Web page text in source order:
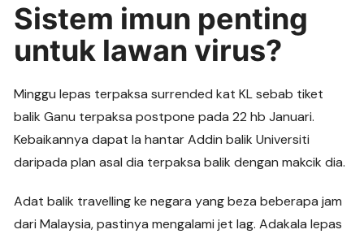
Sistem imun penting
untuk lawan virus?
Minggu lepas terpaksa surrended kat KL sebab tiket
balik Ganu terpaksa postpone pada 22 hb Januari.
Kebaikannya dapat la hantar Addin balik Universiti
daripada plan asal dia terpaksa balik dengan makcik dia.
Adat balik travelling ke negara yang beza beberapa jam
dari Malaysia, pastinya mengalami jet lag. Adakala lepas